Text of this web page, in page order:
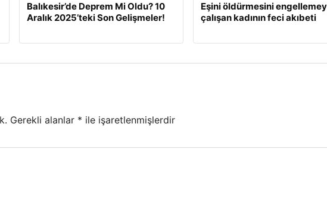
Balıkesir’de Deprem Mi Oldu? 10
Aralık 2025’teki Son Gelişmeler!
Eşini öldürmesini
çalışan kadının feci akıbeti
Gerekli alanlar * ile işaretlenmişlerdir